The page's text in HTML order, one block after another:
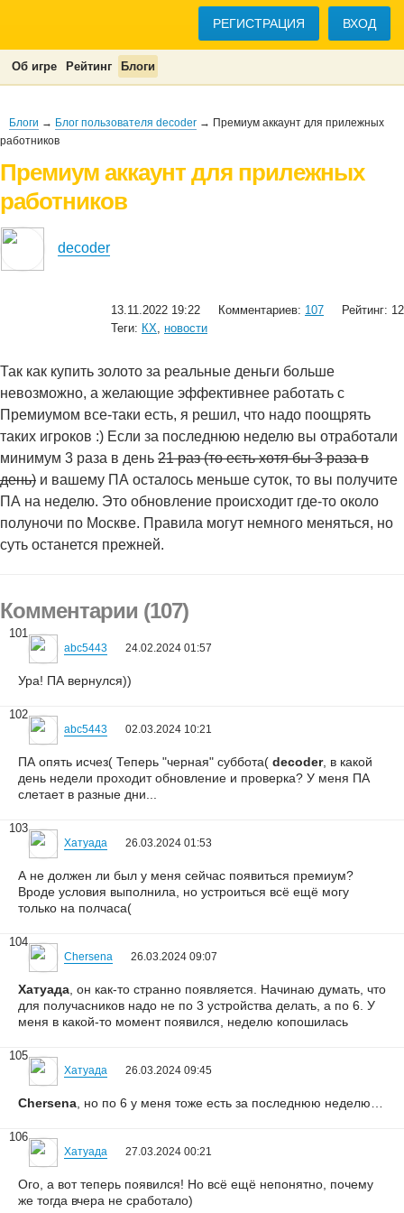
РЕГИСТРАЦИЯ ВХОД
Об игре Рейтинг Блоги
Блоги → Блог пользователя decoder → Премиум аккаунт для прилежных
работников
Премиум аккаунт для прилежных
работников
decoder
13.11.2022 19:22 Комментариев: 107
Рейтинг: 12
Теги: КХ, новости
Так как купить золото за реальные деньги больше
невозможно, а желающие эффективнее работать с
Премиумом все-таки есть, я решил, что надо поощрять
таких игроков :) Если за последнюю неделю вы отработали
минимум 3 раза в день 21 раз (то есть хотя бы 3 раза в
день) и вашему ПА осталось меньше суток, то вы получите
ПА на неделю. Это обновление происходит где-то около
полуночи по Москве. Правила могут немного меняться, но
суть останется прежней.
Комментарии (107)
101
abc5443 24.02.2024 01:57
Ура! ПА вернулся))
102
abc5443 02.03.2024 10:21
ПА опять исчез( Теперь "черная" суббота( decoder, в какой
день недели проходит обновление и проверка? У меня ПА
слетает в разные дни...
103
Хатуада 26.03.2024 01:53
А не должен ли был у меня сейчас появиться премиум?
Вроде условия выполнила, но устроиться всё ещё могу
только на полчаса(
104
Chersena 26.03.2024 09:07
Хатуада , он как-то странно появляется. Начинаю думать, что
для получасников надо не по 3 устройства делать, а по 6. У
меня в какой-то момент появился, неделю копошилась
105
Хатуада 26.03.2024 09:45
Chersena , но по 6 у меня тоже есть за последнюю неделю…
106
Хатуада 27.03.2024 00:21
Ого, а вот теперь появился! Но всё ещё непонятно, почему
же тогда вчера не сработало)